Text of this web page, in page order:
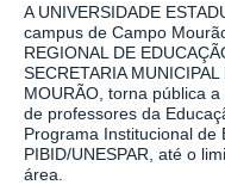
A UNIVERSIDADE
campus de Campo
REGIONAL DE
SECRETARIA
MOURÃO, torna pública
de professores da
Programa Institucional de
PIBID/UNESPAR, até o
área.